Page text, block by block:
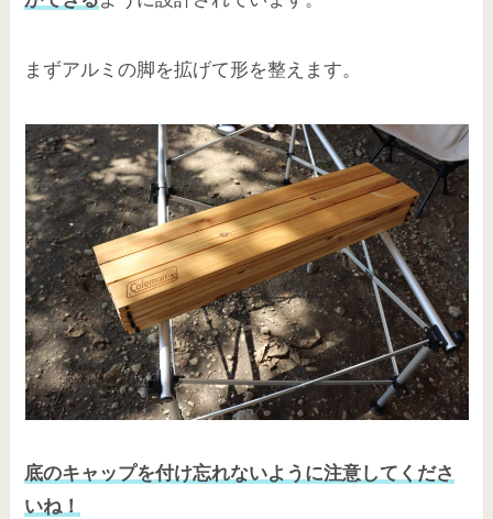
まずアルミの脚を拡げて形を整えます。
底のキャップを付け忘れないように注意してくださ
いね！